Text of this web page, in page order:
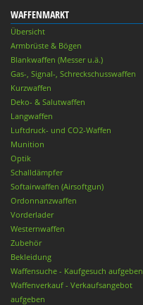
WAFFENMARKT
Übersicht
Armbrüste & Bögen
Blankwaffen (Messer u.ä.)
Gas-, Signal-, Schreckschusswaffen
Kurzwaffen
Deko- & Salutwaffen
Langwaffen
Luftdruck- und CO2-Waffen
Munition
Optik
Schalldämpfer
Softairwaffen (Airsoftgun)
Ordonnanzwaffen
Vorderlader
Westernwaffen
Zubehör
Bekleidung
Waffensuche - Kaufgesuch aufgeben
Waffenverkauf - Verkaufsangebot
aufgeben